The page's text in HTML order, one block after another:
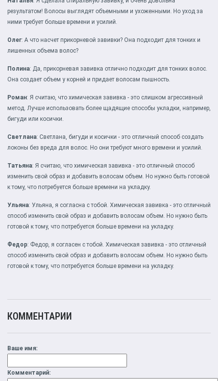
результатом! Волосы выглядят объемными и ухоженными. Но уход за
ними требует больше времени и усилий.
Олег: А что насчет прикорневой завивки? Она подходит для тонких и
лишенных объема волос?
Полина: Да, прикорневая завивка отлично подходит для тонких волос.
Она создает объем у корней и придает волосам пышность.
Роман: Я считаю, что химическая завивка - это слишком агрессивный
метод. Лучше использовать более щадящие способы укладки, например,
бигуди или косички.
Светлана: Светлана, бигуди и косички - это отличный способ создать
локоны без вреда для волос. Но они требуют много времени и усилий.
Татьяна: Я считаю, что химическая завивка - это отличный способ
изменить свой образ и добавить волосам объем. Но нужно быть готовой
к тому, что потребуется больше времени на укладку.
Ульяна: Ульяна, я согласна с тобой. Химическая завивка - это отличный
способ изменить свой образ и добавить волосам объем. Но нужно быть
готовой к тому, что потребуется больше времени на укладку.
Федор: Федор, я согласен с тобой. Химическая завивка - это отличный
способ изменить свой образ и добавить волосам объем. Но нужно быть
готовой к тому, что потребуется больше времени на укладку.
КОММЕНТАРИИ
Ваше имя:
Комментарий: